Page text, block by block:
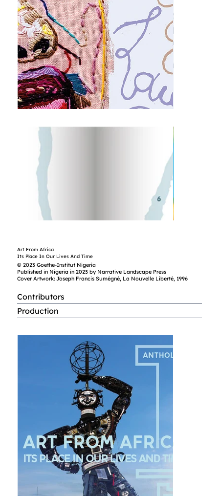
Art From Africa
Its Place In Our Lives And Time
© 2023 Goethe-Institut Nigeria
Published in Nigeria in 2023 by Narrative Landscape Press
Cover Artwork: Joseph Francis Sumégné, La Nouvelle Liberté, 1996
Contributors
Production